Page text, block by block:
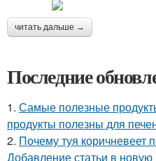
читать дальше →
Последние
1. Самые полезные
продукты полезны для
2. Почему туя коричневеет
Добавление статьи в новую